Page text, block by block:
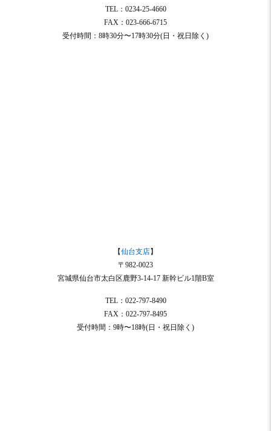
TEL：0234-25-4660
FAX：023-666-6715
受付時間：8時30分〜17時30分(日・祝日除く)
【仙台支店】
〒982-0023
宮城県仙台市太白区鹿野3-14-17 新幹ビル1階B室
TEL：022-797-8490
FAX：022-797-8495
受付時間：9時〜18時(日・祝日除く)